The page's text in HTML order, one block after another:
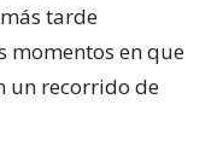
tarde
momentos en que
un recorrido de